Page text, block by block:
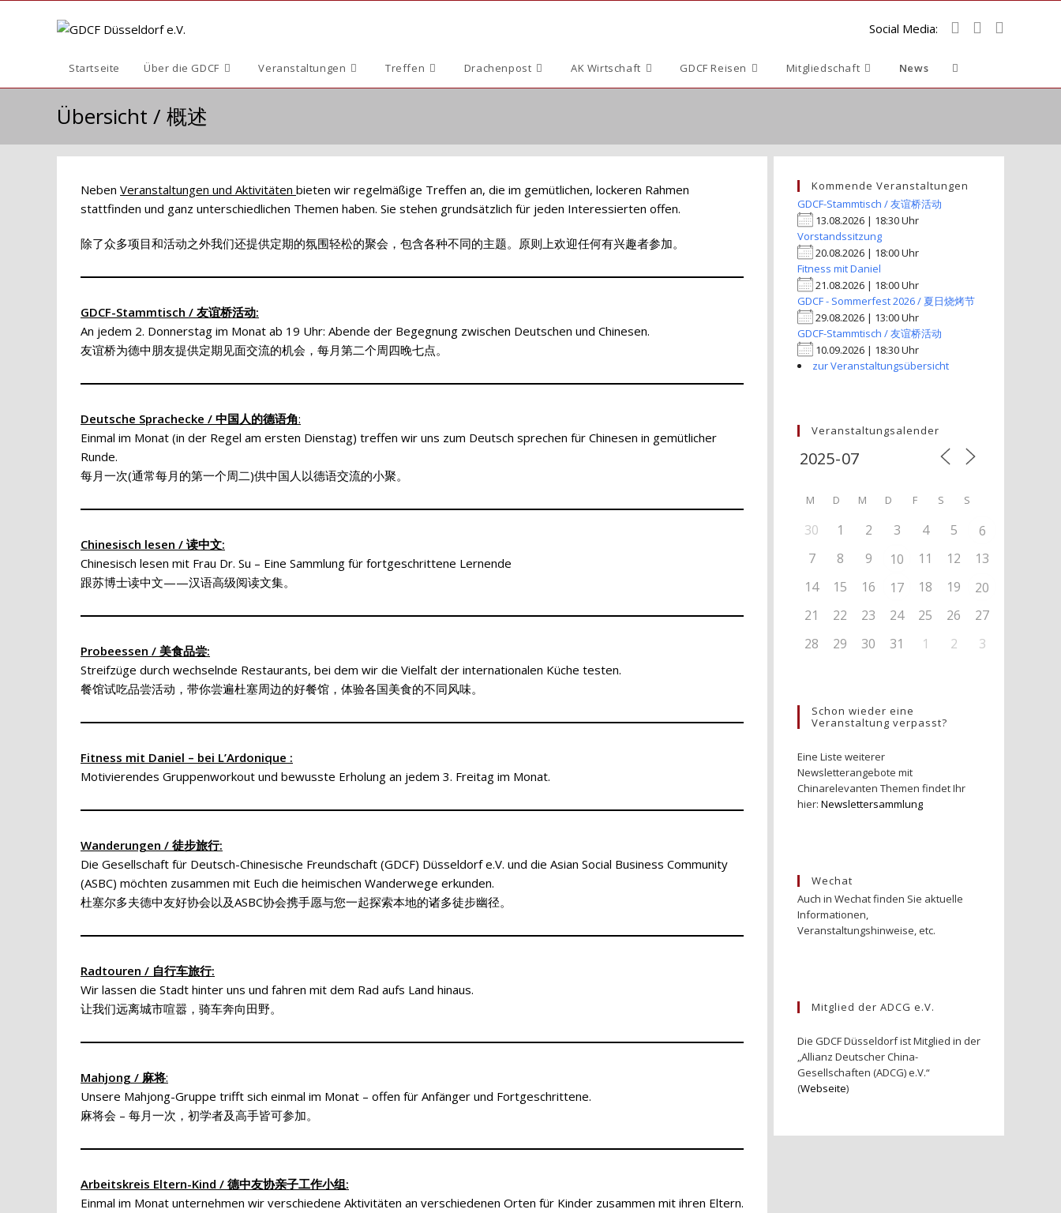
Social Media:
Startseite Über die GDCF Veranstaltungen Treffen Drachenpost AK Wirtschaft GDCF Reisen Mitgliedschaft News Website-
umschalten
Übersicht / 概述
Neben Veranstaltungen und Aktivitäten bieten wir regelmäßige Treffen an, die im gemütlichen, lockeren Rahmen
stattfinden und ganz unterschiedlichen Themen haben. Sie stehen grundsätzlich für jeden Interessierten offen.
除了众多项目和活动之外我们还提供定期的氛围轻松的聚会，包含各种不同的主题。原则上欢迎任何有兴趣者参加。
GDCF-Stammtisch / 友谊桥活动:
An jedem 2. Donnerstag im Monat ab 19 Uhr: Abende der Begegnung zwischen Deutschen und Chinesen.
友谊桥为德中朋友提供定期见面交流的机会，每月第二个周四晚七点。
Deutsche Sprachecke / 中国人的德语角:
Einmal im Monat (in der Regel am ersten Dienstag) treffen wir uns zum Deutsch sprechen für Chinesen in gemütlicher
Runde.
每月一次(通常每月的第一个周二)供中国人以德语交流的小聚。
Chinesisch lesen / 读中文:
Chinesisch lesen mit Frau Dr. Su – Eine Sammlung für fortgeschrittene Lernende
跟苏博士读中文——汉语高级阅读文集。
Probeessen / 美食品尝:
Streifzüge durch wechselnde Restaurants, bei dem wir die Vielfalt der internationalen Küche testen.
餐馆试吃品尝活动，带你尝遍杜塞周边的好餐馆，体验各国美食的不同风味。
Fitness mit Daniel – bei L’Ardonique :
Motivierendes Gruppenworkout und bewusste Erholung an jedem 3. Freitag im Monat.
Wanderungen / 徒步​旅行:
Die Gesellschaft für Deutsch-Chinesische Freundschaft (GDCF) Düsseldorf e.V. und die Asian Social Business Community
(ASBC) möchten zusammen mit Euch die heimischen Wanderwege erkunden.
杜塞尔多夫德中友好协会以及ASBC协会携手愿与您一起探索本地的诸多徒步幽径。
Radtouren / 自行车旅行:
Wir lassen die Stadt hinter uns und fahren mit dem Rad aufs Land hinaus.
让我们远离城市喧嚣，骑车奔向田野。
Mahjong / 麻将:
Unsere Mahjong-Gruppe trifft sich einmal im Monat – offen für Anfänger und Fortgeschrittene.
麻将会 – 每月一次，初学者及高手皆可参加。
Arbeitskreis Eltern-Kind / 德中友协亲子工作小组:
Einmal im Monat unternehmen wir verschiedene Aktivitäten an verschiedenen Orten für Kinder zusammen mit ihren Eltern.
Kommende Veranstaltungen
GDCF-Stammtisch / 友谊桥活动
13.08.2026 | 18:30 Uhr
Vorstandssitzung
20.08.2026 | 18:00 Uhr
Fitness mit Daniel
21.08.2026 | 18:00 Uhr
GDCF - Sommerfest 2026 / 夏日烧烤节
29.08.2026 | 13:00 Uhr
GDCF-Stammtisch / 友谊桥活动
10.09.2026 | 18:30 Uhr
zur Veranstaltungsübersicht
Veranstaltungsalender
M D M D F S S
30 1 2 3 4 5
6
7
8 9 10 11 12
13
14
15 16 17 18 19
20
21
22 23 24 25 26
27
28
29 30 31 1 2 3
Schon wieder eine
Veranstaltung verpasst?
Eine Liste weiterer
Newsletterangebote mit
Chinarelevanten Themen findet Ihr
hier: Newslettersammlung
Wechat
Auch in Wechat finden Sie aktuelle
Informationen,
Veranstaltungshinweise, etc.
Mitglied der ADCG e.V.
Die GDCF Düsseldorf ist Mitglied in der
„Allianz Deutscher China-
Gesellschaften (ADCG) e.V.“
(Webseite)